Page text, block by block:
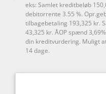
eks: Samlet kreditbeløb
debitorrente 3.55 %.
tilbagebetaling 193,325 kr.
43,325 kr. ÅOP spænd
din kreditvurdering. Muligt
14 dage.